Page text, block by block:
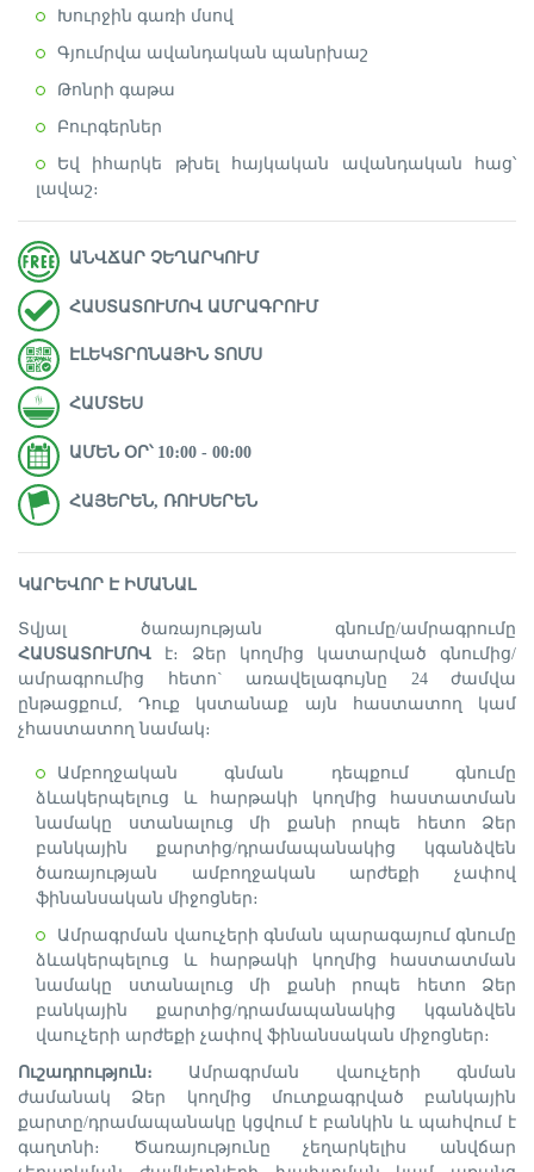
Խուրջին գառի մսով
Գյումրվա ավանդական պանրխաշ
Թոնրի գաթա
Բուրգերներ
Եվ իհարկե թխել հայկական ավանդական հաց՝
լավաշ։
ԱՆՎՃԱՐ ՉԵՂԱՐԿՈՒՄ
ՀԱՍՏԱՏՈՒՄՈՎ ԱՄՐԱԳՐՈՒՄ
ԷԼԵԿՏՐՈՆԱՅԻՆ ՏՈՄՍ
ՀԱՄՏԵՍ
ԱՄԵՆ ՕՐ՝ 10։00 - 00։00
ՀԱՅԵՐԵՆ, ՌՈՒՍԵՐԵՆ
ԿԱՐԵՎՈՐ Է ԻՄԱՆԱԼ
Տվյալ ծառայության գնումը/ամրագրումը
ՀԱՍՏԱՏՈՒՄՈՎ է։ Ձեր կողմից կատարված գնումից/
ամրագրումից հետո` առավելագույնը 24 ժամվա
ընթացքում, Դուք կստանաք այն հաստատող կամ
չհաստատող նամակ։
Ամբողջական գնման դեպքում գնումը
ձևակերպելուց և հարթակի կողմից հաստատման
նամակը ստանալուց մի քանի րոպե հետո Ձեր
բանկային քարտից/դրամապանակից կգանձվեն
ծառայության ամբողջական արժեքի չափով
ֆինանսական միջոցներ։
Ամրագրման վաուչերի գնման պարագայում գնումը
ձևակերպելուց և հարթակի կողմից հաստատման
նամակը ստանալուց մի քանի րոպե հետո Ձեր
բանկային քարտից/դրամապանակից կգանձվեն
վաուչերի արժեքի չափով ֆինանսական միջոցներ։
Ուշադրություն։ Ամրագրման վաուչերի գնման
ժամանակ Ձեր կողմից մուտքագրված բանկային
քարտը/դրամապանակը կցվում է բանկին և պահվում է
գաղտնի։ Ծառայությունը չեղարկելիս անվճար